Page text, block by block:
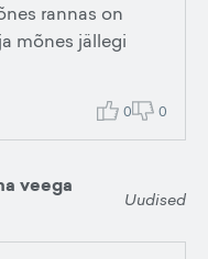
rannas on
mõnes jällegi
0 0
veega
Uudised